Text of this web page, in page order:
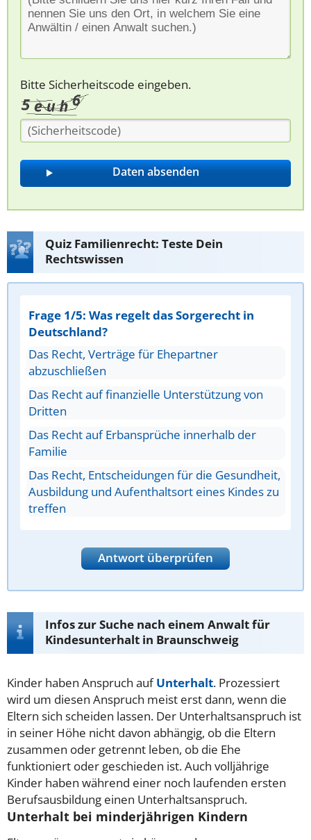
Bitte Sicherheitscode eingeben.
Quiz Familienrecht: Teste Dein
Rechtswissen
Frage 1/5: Was regelt das Sorgerecht in
Deutschland?
Das Recht, Verträge für Ehepartner
abzuschließen
Das Recht auf finanzielle Unterstützung von
Dritten
Das Recht auf Erbansprüche innerhalb der
Familie
Das Recht, Entscheidungen für die Gesundheit,
Ausbildung und Aufenthaltsort eines Kindes zu
treffen
Antwort überprüfen
Infos zur Suche nach einem Anwalt für
Kindesunterhalt in Braunschweig
Kinder haben Anspruch aufUnterhalt. Prozessiert
wird um diesen Anspruch meist erst dann, wenn die
Eltern sich scheiden lassen. Der Unterhaltsanspruch ist
in seiner Höhe nicht davon abhängig, ob die Eltern
zusammen oder getrennt leben, ob die Ehe
funktioniert oder geschieden ist. Auch volljährige
Kinder haben während einer noch laufenden ersten
Berufsausbildung einen Unterhaltsanspruch.
Unterhalt bei minderjährigen Kindern